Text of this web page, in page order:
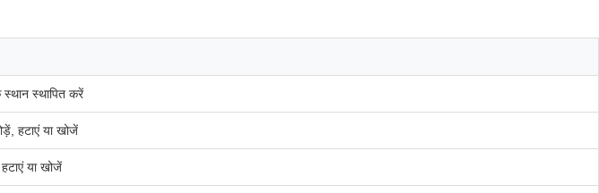
स्थापित करें
हटाएं या खोजें
या खोजें